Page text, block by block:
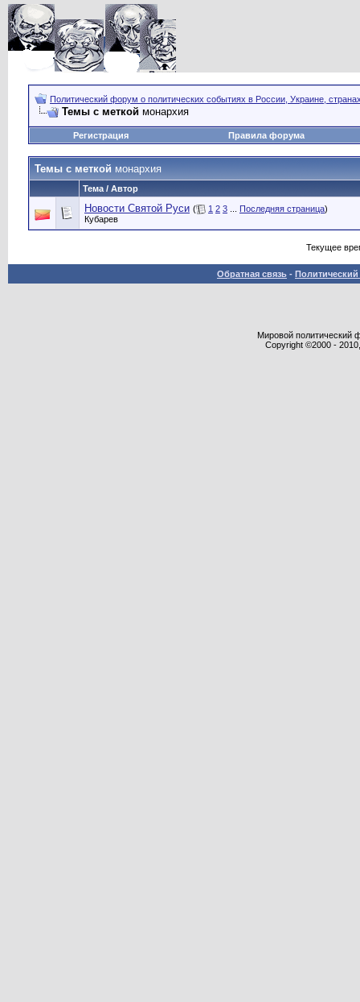
Политический форум о политических событиях в России, Украине,
Темы с меткой монархия
Регистрация Правила форума
Темы с меткой монархия
Тема / Автор
Новости Святой Руси ( 1 2 3 Последняя страница)
Кубарев
Текущее
Обратная связь -
Мировой политический
Copyright ©2000 -